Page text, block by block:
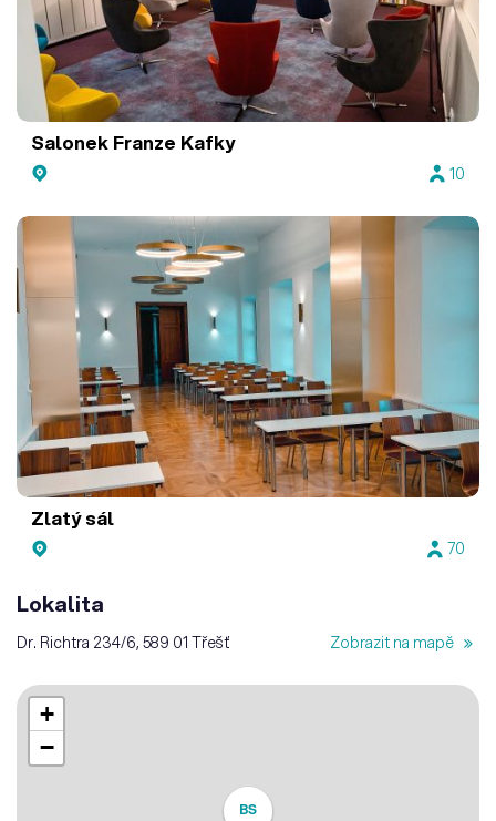
Salonek Franze Kafky
10
Zlatý sál
70
Lokalita
Dr. Richtra 234/6, 589 01 Třešť Zobrazit na mapě
BS
+
−